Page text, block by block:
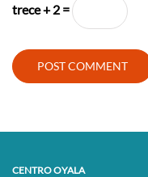
trece + 2 =
CENTRO OYALA